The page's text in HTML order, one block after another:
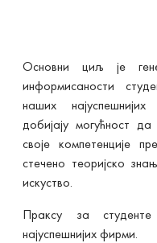
Основни циљ је
информисаности
наших
добијају могућност
своје компетенције
стечено теоријско
искуство.
Праксу за
најуспешнијих фирми.